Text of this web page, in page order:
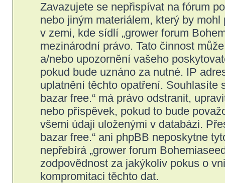
Zavazujete se nepřispívat na fórum
nebo jiným materiálem, který by
v zemi, kde sídlí „grower forum
mezinárodní právo. Tato činnost
a/nebo upozornění vašeho
pokud bude uznáno za nutné. IP
uplatnění těchto opatření. Souhlasíte
bazar free.“ má právo odstranit,
nebo příspěvek, pokud to bude
všemi údaji uloženými v databázi.
bazar free.“ ani phpBB neposkytne
nepřebírá „grower forum
zodpovědnost za jakýkoliv pokus o
kompromitaci těchto dat.